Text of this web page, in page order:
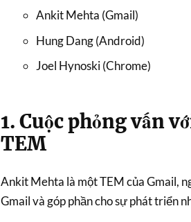
Ankit Mehta (Gmail)
Hung Dang (Android)
Joel Hynoski (Chrome)
1. Cuộc phỏng vấn
TEM
Ankit Mehta là một TEM của Gmail,
Gmail và góp phần cho sự phát triển